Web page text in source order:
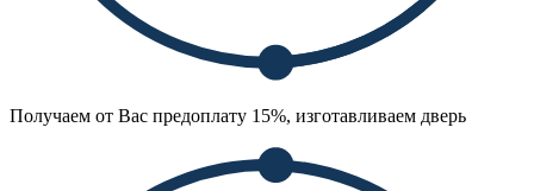
Получаем от Вас предоплату 15%, изготавливаем дверь